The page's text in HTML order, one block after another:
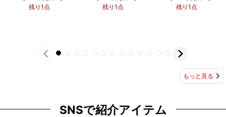
残り1点 残り1点 残り1点
もっと見る
SNSで紹介アイテム